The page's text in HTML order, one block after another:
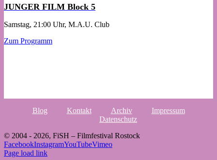
JUNGER FILM Block 5
Samstag, 21:00 Uhr, M.A.U. Club
Zum Programm
Blog Kontakt Archiv
Impressum
Datenschutz
© 2004 - 2026, FiSH – Filmfestival Rostock
FacebookInstagramYouTubeVimeo
Page load link